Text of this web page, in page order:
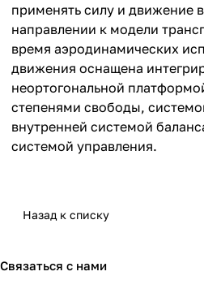
применять силу и движение
направлении к модели
время аэродинамических
движения оснащена
неортогональной
степенями свободы,
внутренней системой
системой управления.
Назад к списку
Связаться с нами